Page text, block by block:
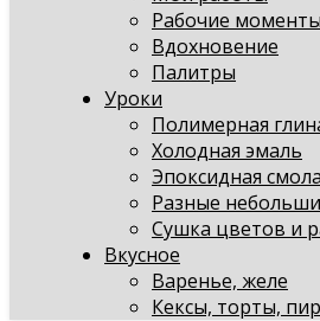
Рабочие моменты
Вдохновение
Палитры
Уроки
Полимерная
Холодная эмаль
Эпоксидная смола
Разные
Сушка цветов и
Вкусное
Варенье, желе
Кексы, торты,